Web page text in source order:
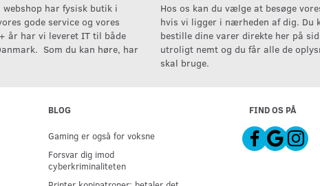
har fysisk butik i
gode service og vores
år har vi leveret IT til både
Som du kan høre, har
Hos os kan du vælge at besøge
hvis vi ligger i nærheden af dig. Du
bestille dine varer direkte her på
utroligt nemt og du får alle de
skal bruge.
BLOG
Gaming er også for voksne
Forsvar dig imod
cyberkriminaliteten
FIND OS PÅ